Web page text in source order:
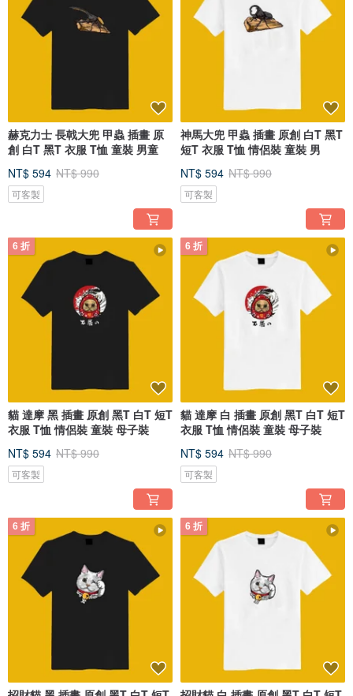
赫克力士 長戟大兜 甲蟲 插畫 原
創 白T 黑T 衣服 T恤 童裝 男童
NT$ 594 NT$ 990
可客製
神馬大兜 甲蟲 插畫 原創 白T 黑T
短T 衣服 T恤 情侶裝 童裝 男
NT$ 594 NT$ 990
可客製
6 折
貓 達摩 黑 插畫 原創 黑T 白T 短T
衣服 T恤 情侶裝 童裝 母子裝
NT$ 594 NT$ 990
可客製
6 折
貓 達摩 白 插畫 原創 黑T 白T 短T
衣服 T恤 情侶裝 童裝 母子裝
NT$ 594 NT$ 990
可客製
6 折 6 折